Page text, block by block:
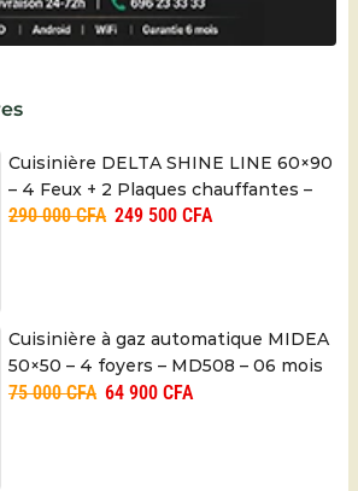
Cuisinière DELTA SHINE LINE 60×90
– 4 Feux + 2 Plaques chauffantes –
06 mois
290 000CFA 249 500 CFA
Cuisinière à gaz automatique MIDEA
50×50 – 4 foyers – MD508 – 06 mois
75 000CFA 64 900 CFA